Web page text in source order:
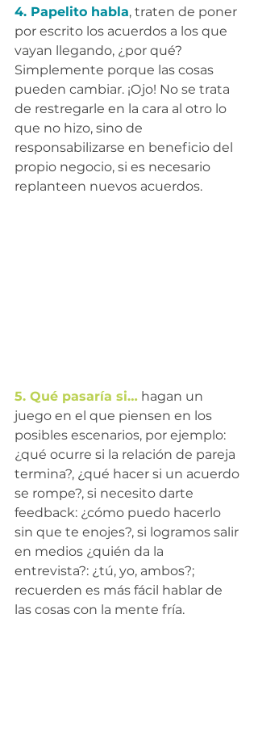
4. Papelito habla, traten de poner
por escrito los acuerdos a los que
vayan llegando, ¿por qué?
Simplemente porque las cosas
pueden cambiar. ¡Ojo! No se trata
de restregarle en la cara al otro lo
que no hizo, sino de
responsabilizarse en beneficio del
propio negocio, si es necesario
replanteen nuevos acuerdos.
5. Qué pasaría si… hagan un
juego en el que piensen en los
posibles escenarios, por ejemplo:
¿qué ocurre si la relación de pareja
termina?, ¿qué hacer si un acuerdo
se rompe?, si necesito darte
feedback: ¿cómo puedo hacerlo
sin que te enojes?, si logramos salir
en medios ¿quién da la
entrevista?: ¿tú, yo, ambos?;
recuerden es más fácil hablar de
las cosas con la mente fría.